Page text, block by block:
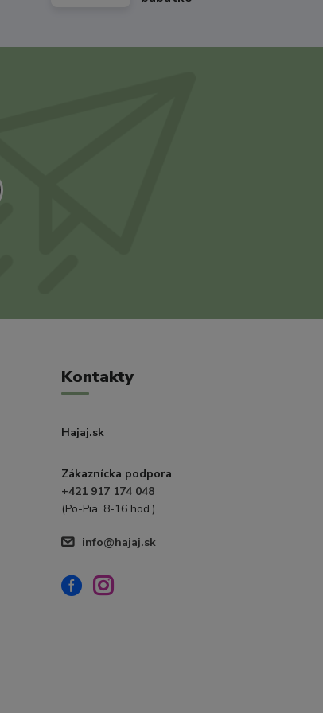
Kontakty
Hajaj.sk
Zákaznícka podpora
+421 917 174 048
(Po-Pia, 8-16 hod.)
info@hajaj.sk